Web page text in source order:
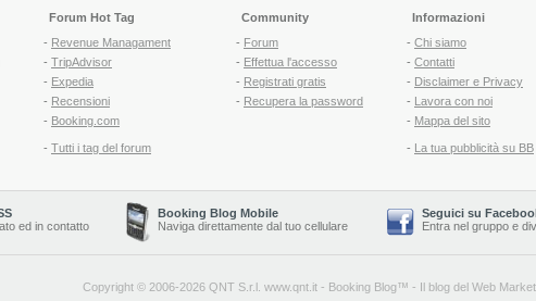
Forum Hot Tag
- Revenue Managament
- TripAdvisor
- Expedia
- Recensioni
- Booking.com
- Tutti i tag del forum
Community
- Forum
- Effettua l'accesso
- Registrati gratis
- Recupera la password
Informazioni
- Chi siamo
- Contatti
- Disclaimer e Privacy
- Lavora con noi
- Mappa del sito
- La tua pubblicità su BB
ed in contatto
Booking Blog Mobile
Naviga direttamente dal tuo cellulare
Seguici su
Entra nel gruppo e
Copyright © 2006-2026 QNT S.r.l. www.qnt.it - Booking Blog™ - Il blog del Web